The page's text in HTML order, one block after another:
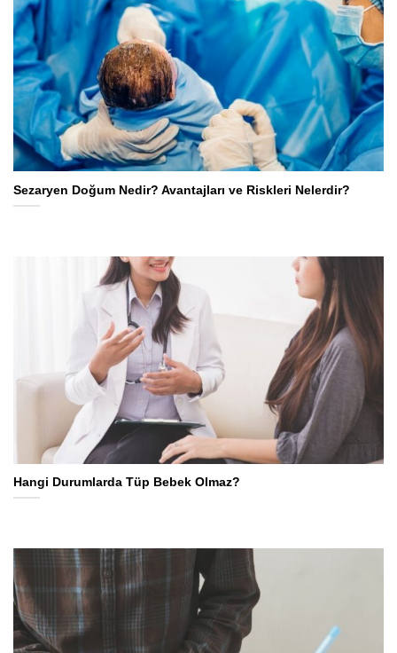
Sezaryen Doğum Nedir? Avantajları ve Riskleri Nelerdir?
Hangi Durumlarda Tüp Bebek Olmaz?